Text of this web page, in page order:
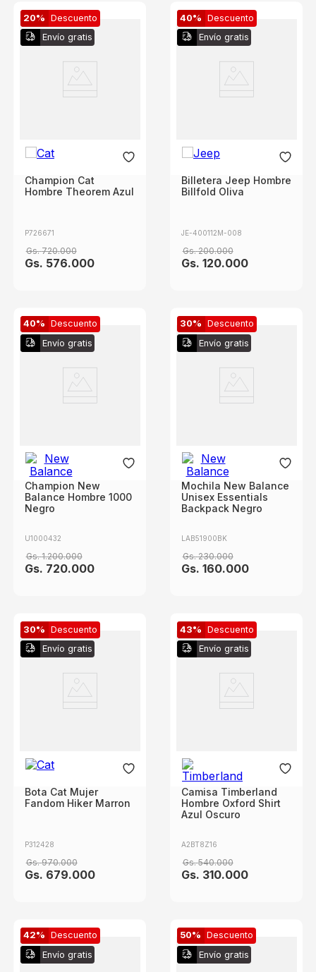
20%
Descuento
Envío gratis
Champion Cat
Hombre Theorem Azul
P726671
Gs. 720.000
Gs. 576.000
40%
Descuento
Envío gratis
Billetera Jeep Hombre
Billfold Oliva
JE-400112M-008
Gs. 200.000
Gs. 120.000
40%
Descuento
Envío gratis
Champion New
Balance Hombre 1000
Negro
U1000432
Gs. 1.200.000
Gs. 720.000
30%
Descuento
Envío gratis
Mochila New Balance
Unisex Essentials
Backpack Negro
LAB51900BK
Gs. 230.000
Gs. 160.000
30%
Descuento
Envío gratis
Bota Cat Mujer
Fandom Hiker Marron
P312428
Gs. 970.000
Gs. 679.000
43%
Descuento
Envío gratis
Camisa Timberland
Hombre Oxford Shirt
Azul Oscuro
A2BT8Z16
Gs. 540.000
Gs. 310.000
42%
Descuento
Envío gratis
50%
Descuento
Envío gratis